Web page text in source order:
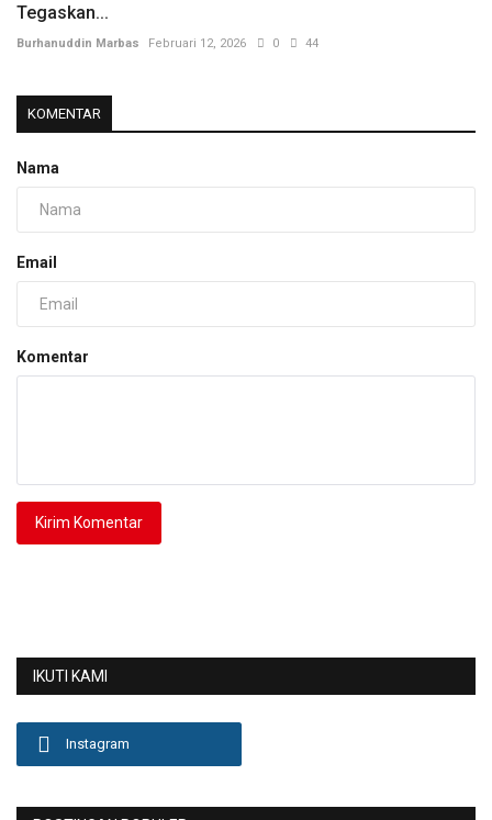
Tegaskan...
Burhanuddin Marbas Februari 12, 2026 0 44
KOMENTAR
Nama
Email
Komentar
Kirim Komentar
IKUTI KAMI
Instagram